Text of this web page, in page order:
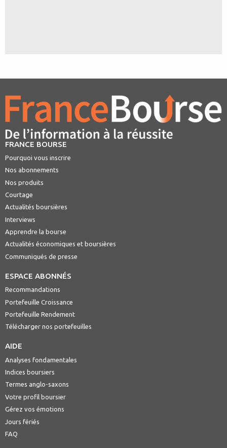
FRANCE BOURSE
Pourquoi vous inscrire
Nos abonnements
Nos produits
Courtage
Actualités boursières
Interviews
Apprendre la bourse
Actualités économiques et boursières
Communiqués de presse
ESPACE ABONNÉS
Recommandations
Portefeuille Croissance
Portefeuille Rendement
Télécharger nos portefeuilles
AIDE
Analyses fondamentales
Indices boursiers
Termes anglo-saxons
Votre profil boursier
Gérez vos émotions
Jours fériés
FAQ